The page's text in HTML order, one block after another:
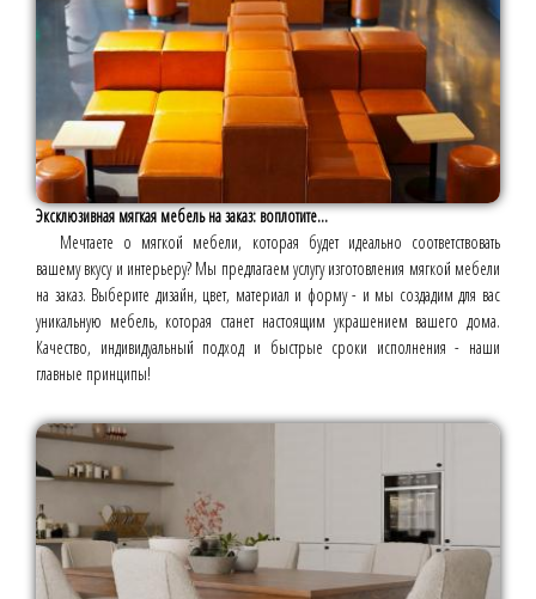
Эксклюзивная мягкая мебель на заказ: воплотите...
Мечтаете о мягкой мебели, которая будет идеально соответствовать
вашему вкусу и интерьеру? Мы предлагаем услугу изготовления мягкой мебели
на заказ. Выберите дизайн, цвет, материал и форму - и мы создадим для вас
уникальную мебель, которая станет настоящим украшением вашего дома.
Качество, индивидуальный подход и быстрые сроки исполнения - наши
главные принципы!